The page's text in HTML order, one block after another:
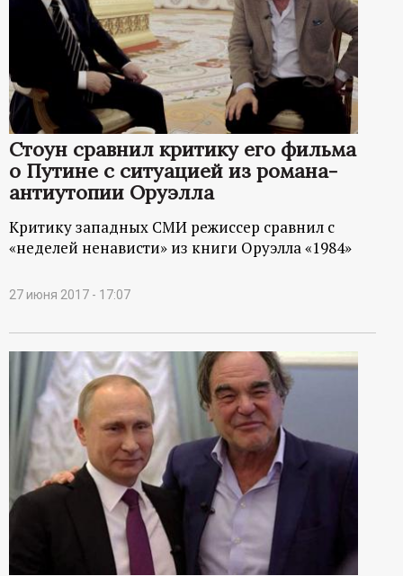
Стоун сравнил критику его фильма
о Путине с ситуацией из романа-
антиутопии Оруэлла
Критику западных СМИ режиссер сравнил с
«неделей ненависти» из книги Оруэлла «1984»
27 июня 2017 - 17:07